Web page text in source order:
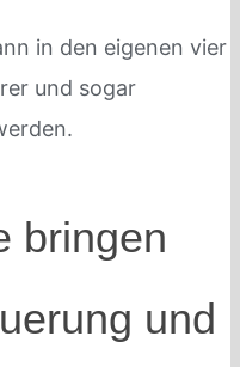
in den eigenen vier
und sogar
bringen
und